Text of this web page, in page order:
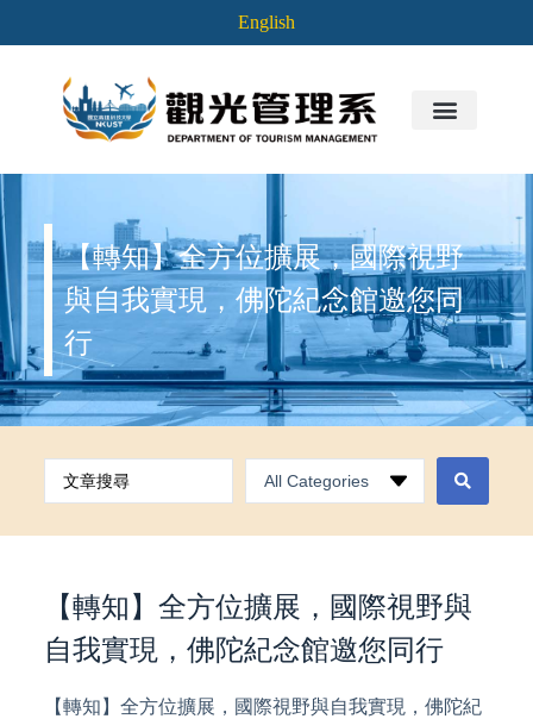
English
【轉知】全方位擴展，國際視野
與自我實現，佛陀紀念館邀您同
行
【轉知】全方位擴展，國際視野與
自我實現，佛陀紀念館邀您同行
【轉知】全方位擴展，國際視野與自我實現，佛陀紀